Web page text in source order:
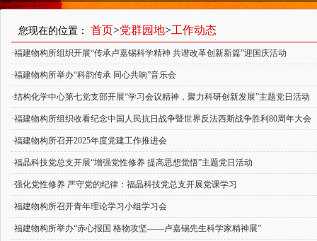
您现在的位置： 首页>党群园地>工作动态
·福建物构所组织开展“传承卢嘉锡科学精神 共谱改革创新新篇”迎国庆活动
·福建物构所举办“科韵传承 同心共响”音乐会
·结构化学中心第七党支部开展“学习会议精神，聚力科研创新发展”主题党日活动
·福建物构所组织收看纪念中国人民抗日战争暨世界反法西斯战争胜利80周年大会
·福建物构所召开2025年度党建工作推进会
·福晶科技党总支开展“增强党性修养 提高思想觉悟”主题党日活动
·强化党性修养 严守党的纪律：福晶科技党总支开展党课学习
·福建物构所召开青年理论学习小组学习会
·福建物构所举办“赤心报国 格物攻坚——卢嘉锡先生科学家精神展”